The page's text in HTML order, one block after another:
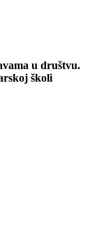
u društvu.
školi